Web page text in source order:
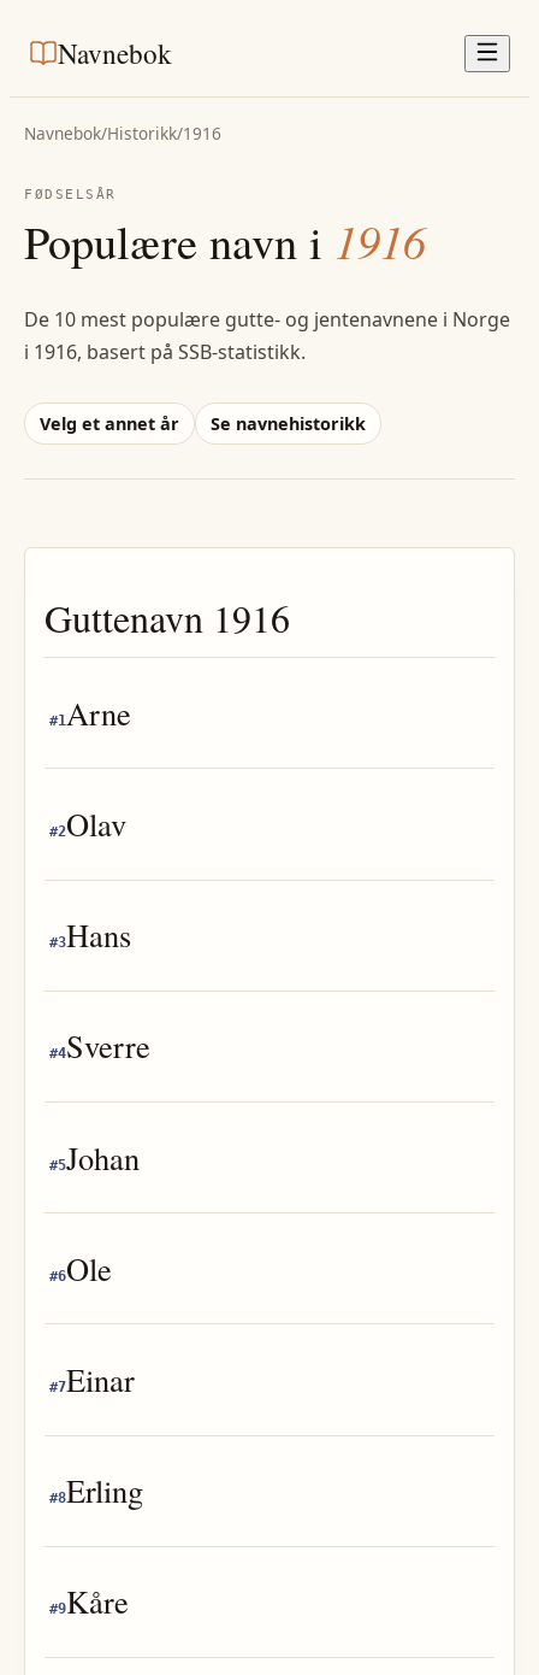
Navnebok
Navnebok/Historikk/1916
FØDSELSÅR
Populære navn i 1916
De 10 mest populære gutte- og jentenavnene i Norge
i 1916, basert på SSB-statistikk.
Velg et annet år Se navnehistorikk
Guttenavn 1916
#1 Arne
#2Olav
#3Hans
#4Sverre
#5Johan
#6Ole
#7Einar
#8Erling
#9Kåre